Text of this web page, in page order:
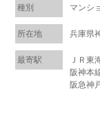
種別 マンシ
所在地 兵庫県
最寄駅
ＪＲ東
阪神本
阪急神